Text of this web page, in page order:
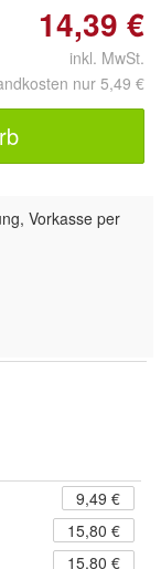
14,39 €
inkl. MwSt.
nur 5,49 €
Vorkasse per
9,49 €
15,80 €
15,80 €